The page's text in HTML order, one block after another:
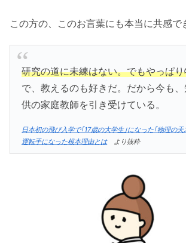
この方の、このお言葉にも本当に共感で
研究の道に未練はない。でもやっぱ
で、教えるのも好きだ。だから今も
供の家庭教師を引き受けている。
日本初の飛び入学で｢17歳の大学生｣になった｢物理の
運転手になった根本理由とはより抜粋